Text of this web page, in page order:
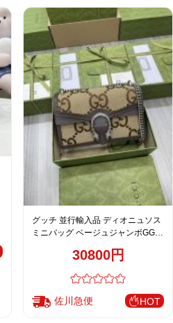
グッチ 並行輸入品 ディオニュソス
ミニバッグ ベージュジャンボGG柄
30800円
佐川急便 HOT